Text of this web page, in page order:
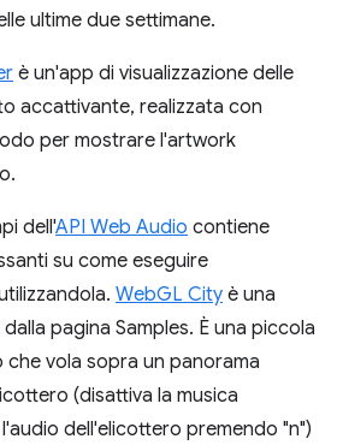
ultime due settimane.
è un'app di visualizzazione delle
accattivante, realizzata con
per mostrare l'artwork
dell'API Web Audio contiene
su come eseguire
WebGL City è una
pagina Samples. È una piccola
vola sopra un panorama
(disattiva la musica
dell'elicottero premendo "n")